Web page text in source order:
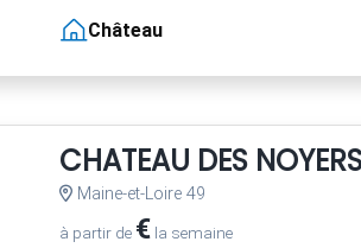
Château
CHATEAU DES
Maine-et-Loire 49
à partir de €la semaine